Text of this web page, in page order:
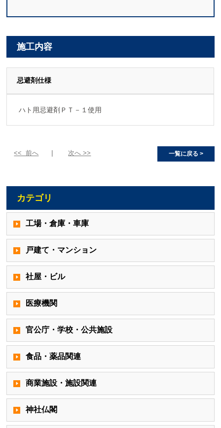
施工内容
忌避剤仕様
ハト用忌避剤ＰＴ－１使用
<< 前へ 次へ >> 一覧に戻る >
カテゴリ
工場・倉庫・車庫
戸建て・マンション
社屋・ビル
医療機関
官公庁・学校・公共施設
食品・薬品関連
商業施設・施設関連
神社仏閣